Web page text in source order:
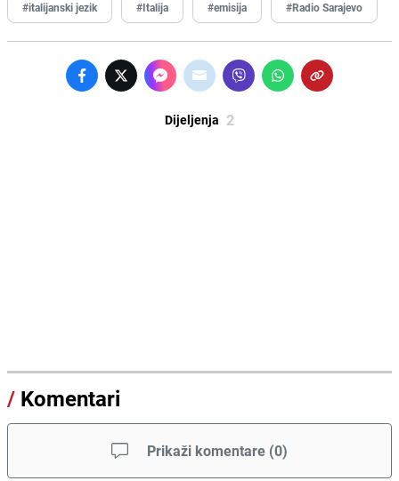
#italijanski jezik #Italija #emisija #Radio Sarajevo
Dijeljenja 2
/ Komentari
Prikaži komentare (0)